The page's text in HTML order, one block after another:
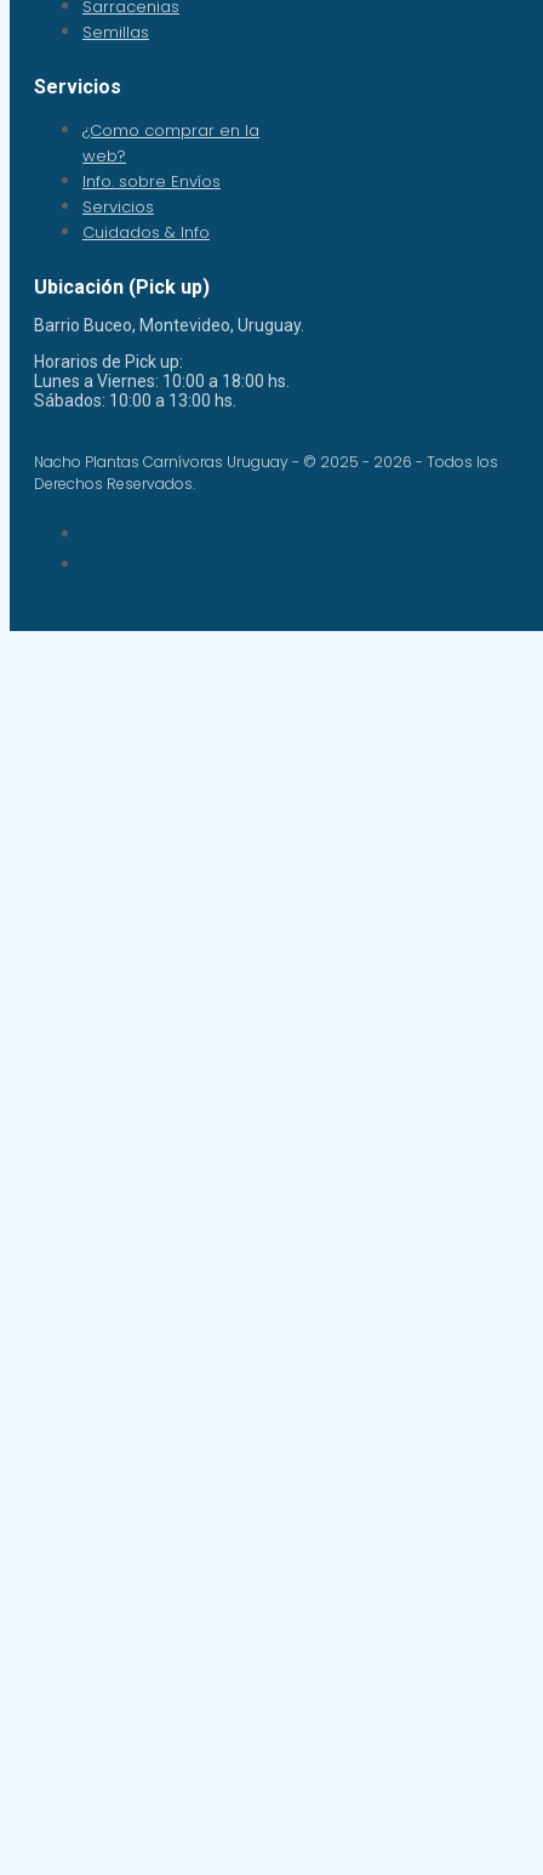
Sarracenias
Semillas
Servicios
¿Como comprar en la
web?
Info. sobre Envíos
Servicios
Cuidados & Info
Ubicación (Pick up)
Barrio Buceo, Montevideo, Uruguay.
Horarios de Pick up:
Lunes a Viernes: 10:00 a 18:00 hs.
Sábados: 10:00 a 13:00 hs.
Nacho Plantas Carnívoras Uruguay - © 2025 - 2026 - Todos los
Derechos Reservados.